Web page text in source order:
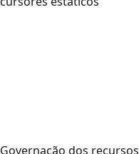
Governação dos recursos